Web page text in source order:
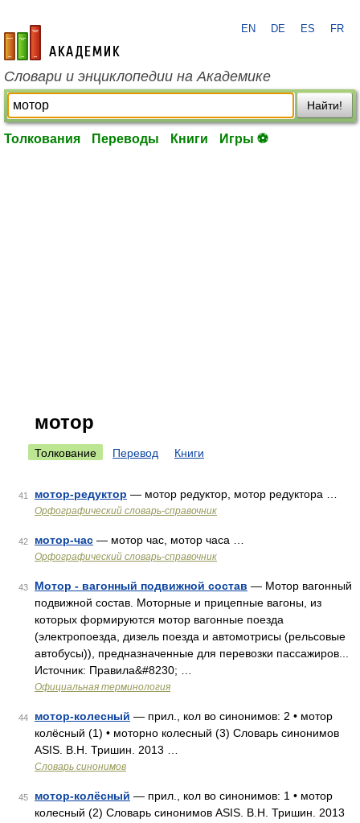
academic.ru
EN DE ES FR
Словари и энциклопедии на Академике
Найти!
Толкования Переводы Книги Игры ⚽
мотор
Толкование Перевод Книги
41 мотор-редуктор — мотор редуктор, мотор редуктора …
Орфографический словарь-справочник
42 мотор-час — мотор час, мотор часа …
Орфографический словарь-справочник
43 Мотор - вагонный подвижной состав — Мотор вагонный
подвижной состав. Моторные и прицепные вагоны, из
которых формируются мотор вагонные поезда
(электропоезда, дизель поезда и автомотрисы (рельсовые
автобусы)), предназначенные для перевозки пассажиров...
Источник: Правила&#8230; …
Официальная терминология
44 мотор-колесный — прил., кол во синонимов: 2 • мотор
колёсный (1) • моторно колесный (3) Словарь синонимов
ASIS. В.Н. Тришин. 2013 …
Словарь синонимов
45 мотор-колёсный — прил., кол во синонимов: 1 • мотор
колесный (2) Словарь синонимов ASIS. В.Н. Тришин. 2013